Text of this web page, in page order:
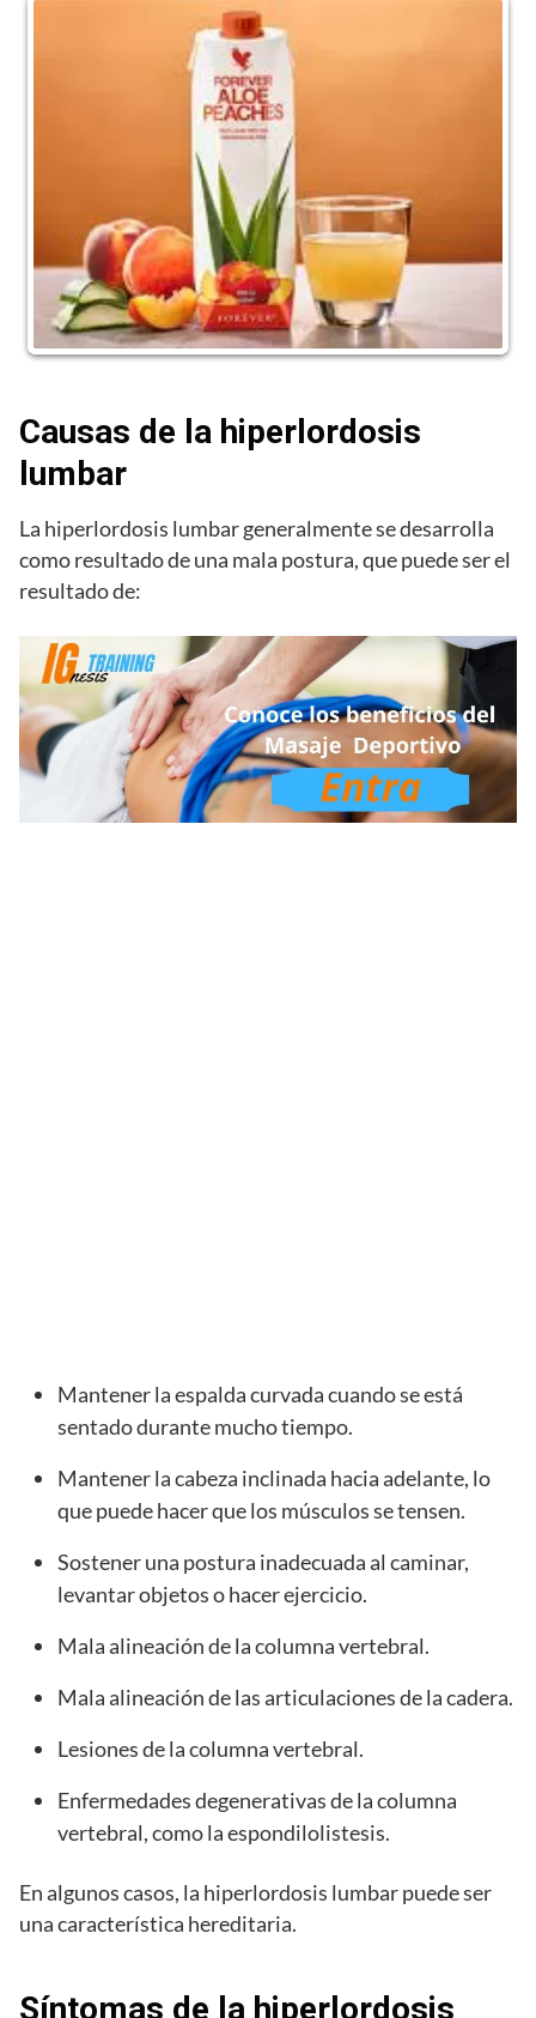
Causas de la hiperlordosis
lumbar
La hiperlordosis lumbar generalmente se desarrolla
como resultado de una mala postura, que puede ser el
resultado de:
Mantener la espalda curvada cuando se está
sentado durante mucho tiempo.
Mantener la cabeza inclinada hacia adelante, lo
que puede hacer que los músculos se tensen.
Sostener una postura inadecuada al caminar,
levantar objetos o hacer ejercicio.
Mala alineación de la columna vertebral.
Mala alineación de las articulaciones de la cadera.
Lesiones de la columna vertebral.
Enfermedades degenerativas de la columna
vertebral, como la espondilolistesis.
En algunos casos, la hiperlordosis lumbar puede ser
una característica hereditaria.
Síntomas de la hiperlordosis